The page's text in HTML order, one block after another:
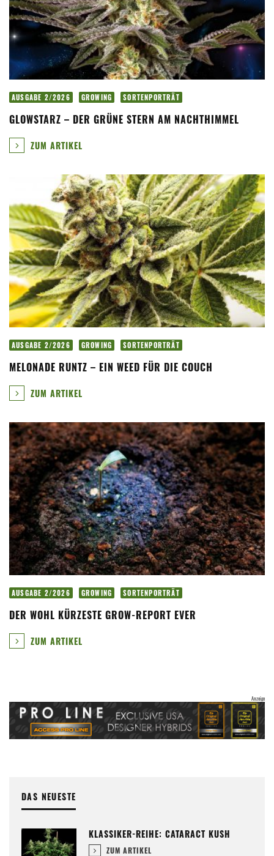
AUSGABE 2/2026 GROWING SORTENPORTRÄT
GLOWSTARZ – DER GRÜNE STERN AM NACHTHIMMEL
ZUM ARTIKEL
AUSGABE 2/2026 GROWING SORTENPORTRÄT
MELONADE RUNTZ – EIN WEED FÜR DIE COUCH
ZUM ARTIKEL
AUSGABE 2/2026 GROWING SORTENPORTRÄT
DER WOHL KÜRZESTE GROW-REPORT EVER
ZUM ARTIKEL
DAS NEUESTE
KLASSIKER-REIHE: CATARACT KUSH
ZUM ARTIKEL